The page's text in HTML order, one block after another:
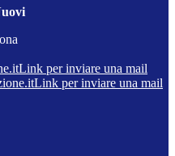
Link per inviare una mail
Link per inviare una mail